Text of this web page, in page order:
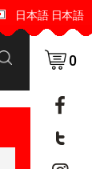
✈️ 🌍
日本語 日本語
0